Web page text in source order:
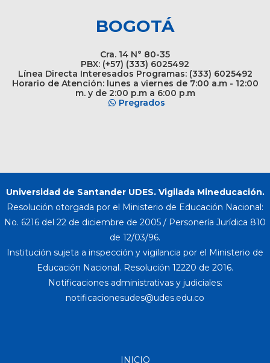
BOGOTÁ
Cra. 14 N° 80-35
PBX: (+57) (333) 6025492
Línea Directa Interesados Programas: (333) 6025492
Horario de Atención: lunes a viernes de 7:00 a.m - 12:00
m. y de 2:00 p.m a 6:00 p.m
Pregrados
Universidad de Santander UDES. Vigilada Mineducación.
Resolución otorgada por el Ministerio de Educación Nacional:
No. 6216 del 22 de diciembre de 2005 / Personería Jurídica 810
de 12/03/96.
Institución sujeta a inspección y vigilancia por el Ministerio de
Educación Nacional. Resolución 12220 de 2016.
Notificaciones administrativas y judiciales:
INICIO